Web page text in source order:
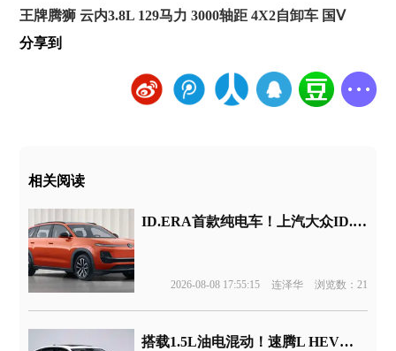
王牌腾狮 云内3.8L 129马力 3000轴距 4X2自卸车 国Ⅴ
分享到
相关阅读
ID.ERA首款纯电车！上汽大众ID.ERA 5X官图发布
2026-08-08 17:55:15 连泽华 浏览数：21
搭载1.5L油电混动！速腾L HEV版申报